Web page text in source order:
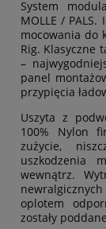
System
MOLLE /
mocowania do
Rig. Klasyczne
–
panel
przypięcia
Uszyta z
100% Nylon
zużycie,
uszkodzenia
wewnątrz.
oplotem
zostały